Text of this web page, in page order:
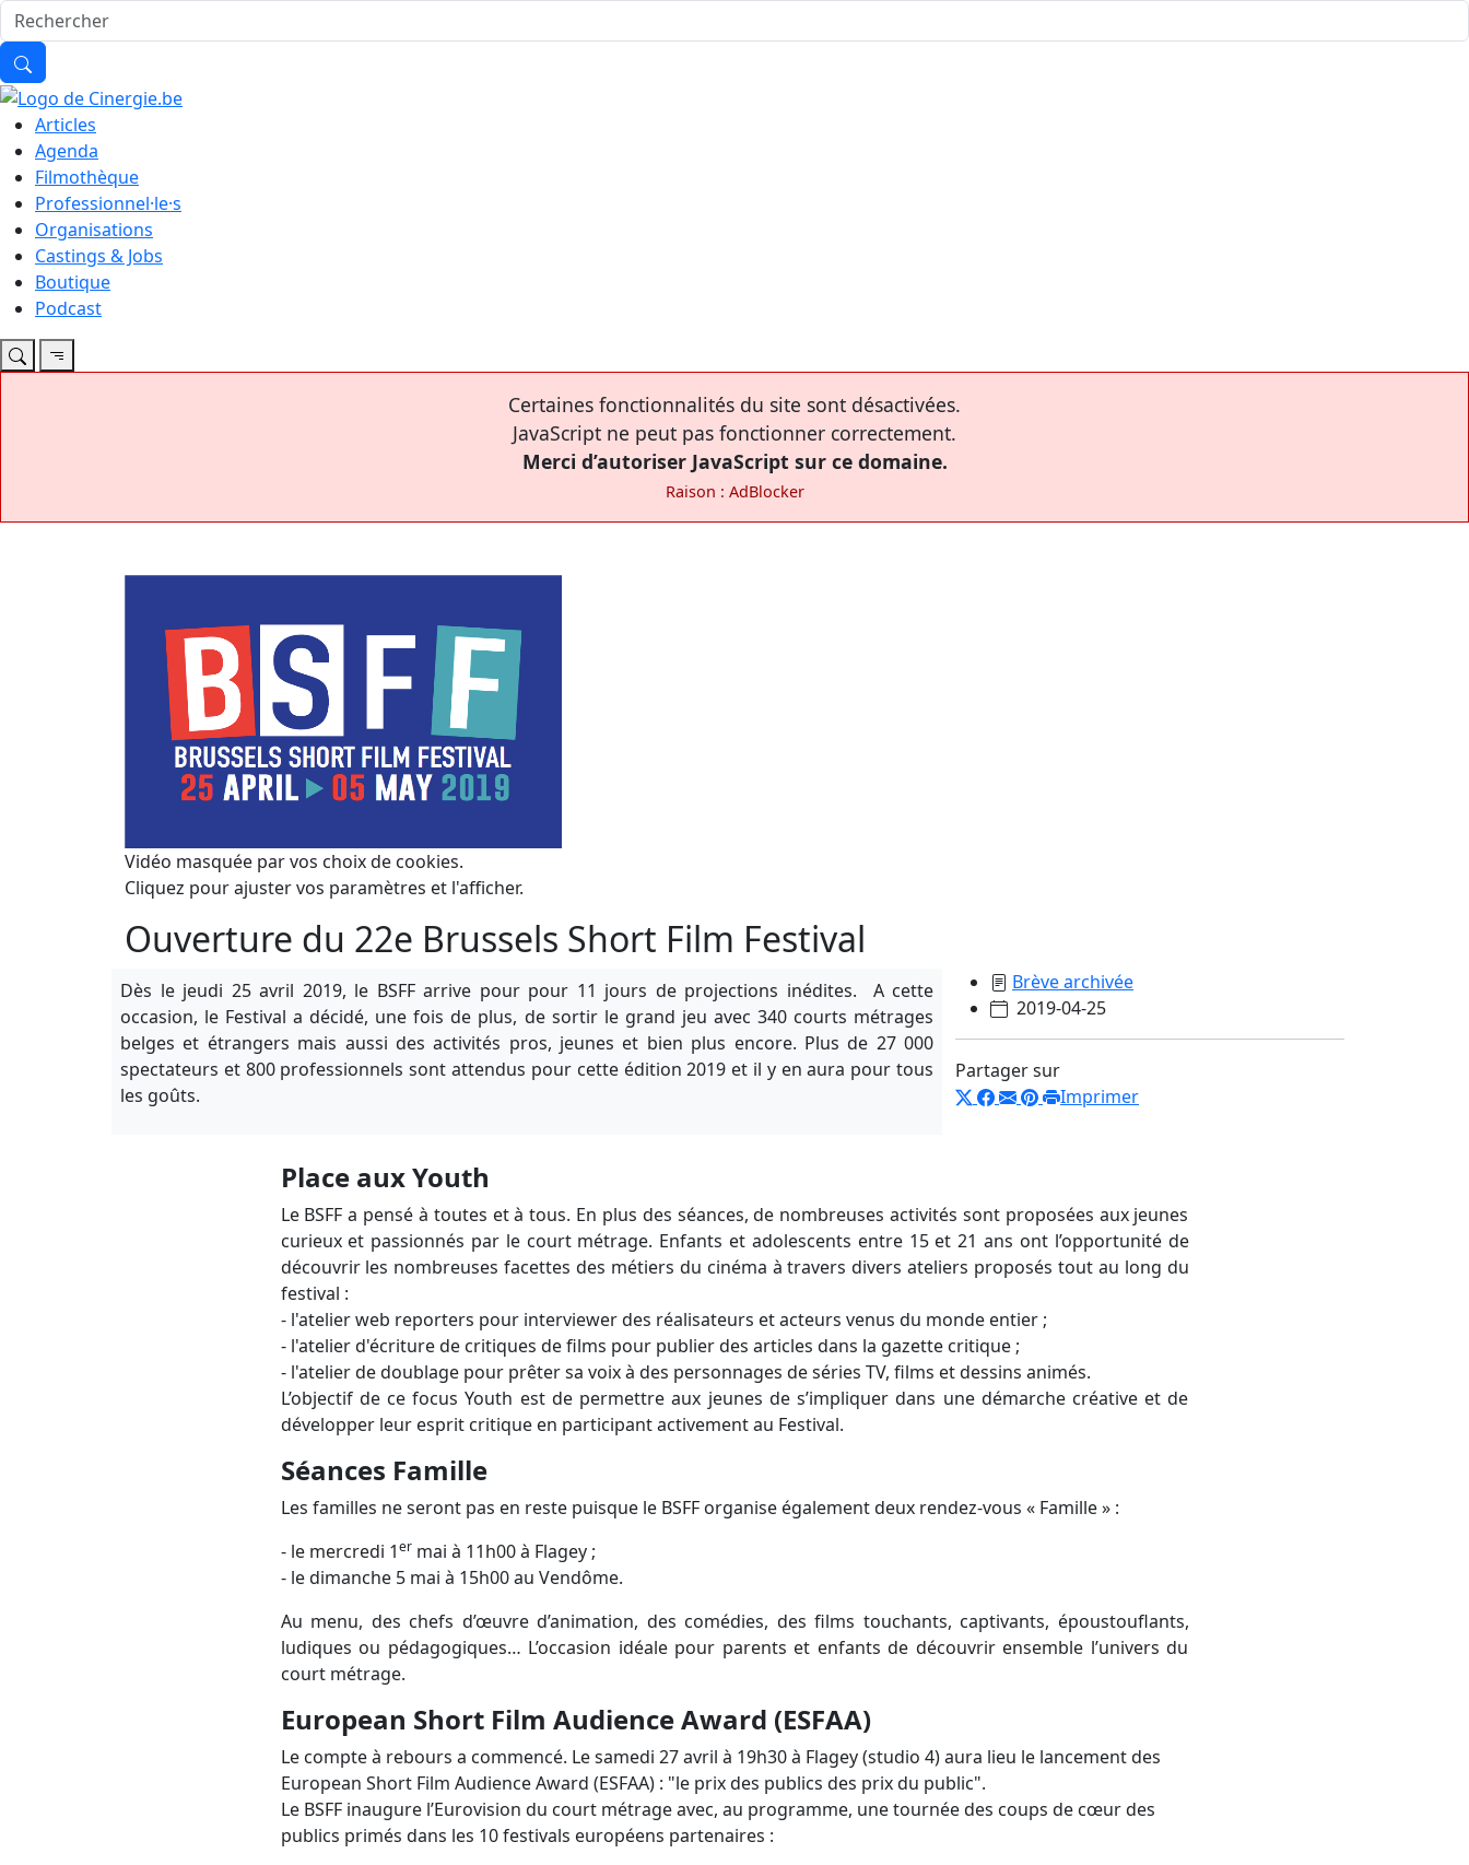
Articles
Agenda
Filmothèque
Professionnel·le·s
Organisations
Castings & Jobs
Boutique
Podcast
Certaines fonctionnalités du site sont désactivées.
JavaScript ne peut pas fonctionner correctement.
Merci d’autoriser JavaScript sur ce domaine.
Raison : AdBlocker
Vidéo masquée par vos choix de cookies.
Cliquez pour ajuster vos paramètres et l'afficher.
Ouverture du 22e Brussels Short Film Festival
Dès le jeudi 25 avril 2019, le BSFF arrive pour pour 11 jours de projections inédites. A cette
occasion, le Festival a décidé, une fois de plus, de sortir le grand jeu avec 340 courts métrages
belges et étrangers mais aussi des activités pros, jeunes et bien plus encore. Plus de 27 000
spectateurs et 800 professionnels sont attendus pour cette édition 2019 et il y en aura pour tous
les goûts.
Brève archivée
2019-04-25
Partager sur
Imprimer
Place aux Youth
Le BSFF a pensé à toutes et à tous. En plus des séances, de nombreuses activités sont proposées aux jeunes
curieux et passionnés par le court métrage. Enfants et adolescents entre 15 et 21 ans ont l’opportunité de
découvrir les nombreuses facettes des métiers du cinéma à travers divers ateliers proposés tout au long du
festival :
- l'atelier web reporters pour interviewer des réalisateurs et acteurs venus du monde entier ;
- l'atelier d'écriture de critiques de films pour publier des articles dans la gazette critique ;
- l'atelier de doublage pour prêter sa voix à des personnages de séries TV, films et dessins animés.
L’objectif de ce focus Youth est de permettre aux jeunes de s’impliquer dans une démarche créative et de
développer leur esprit critique en participant activement au Festival.
Séances Famille
Les familles ne seront pas en reste puisque le BSFF organise également deux rendez-vous « Famille » :
- le mercredi 1ermai à 11h00 à Flagey ;
- le dimanche 5 mai à 15h00 au Vendôme.
Au menu, des chefs d’œuvre d’animation, des comédies, des films touchants, captivants, époustouflants,
ludiques ou pédagogiques… L’occasion idéale pour parents et enfants de découvrir ensemble l’univers du
court métrage.
European Short Film Audience Award (ESFAA)
Le compte à rebours a commencé. Le samedi 27 avril à 19h30 à Flagey (studio 4) aura lieu le lancement des
European Short Film Audience Award (ESFAA) : "le prix des publics des prix du public".
Le BSFF inaugure l’Eurovision du court métrage avec, au programme, une tournée des coups de cœur des
publics primés dans les 10 festivals européens partenaires :